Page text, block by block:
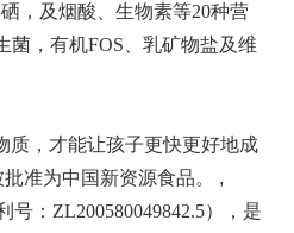
，及烟酸、生物素等20种营
菌，有机FOS、乳矿物盐及维
质，才能让孩子更快更好地成
准为中国新资源食品。 ,
：ZL200580049842.5），是